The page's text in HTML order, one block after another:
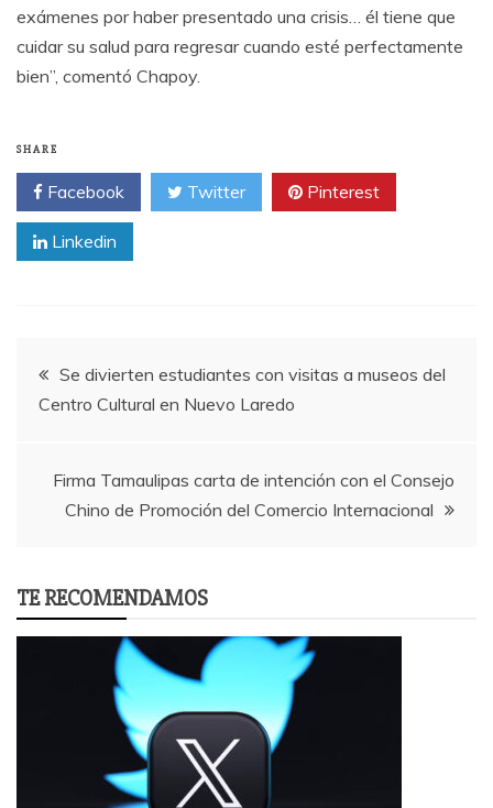
exámenes por haber presentado una crisis… él tiene que
cuidar su salud para regresar cuando esté perfectamente
bien”, comentó Chapoy.
SHARE
Facebook Twitter Pinterest
Linkedin
PostSe divierten estudiantes con visitas a museos del
Centro Cultural en Nuevo Laredo
Firma Tamaulipas carta de intención con el Consejo
Chino de Promoción del Comercio Internacional
TE RECOMENDAMOS